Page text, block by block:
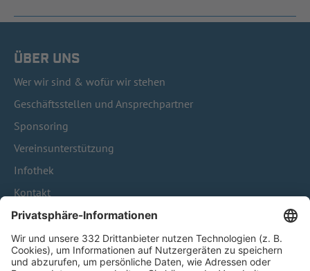
ÜBER UNS
Wer wir sind & wofür wir stehen
Geschäftsstellen und Ansprechpartner
Sponsoring
Vereinsunterstützung
Infothek
Kontakt
HÄUFIG BESUCHTE SEITEN
Pässe und Vereinswechsel